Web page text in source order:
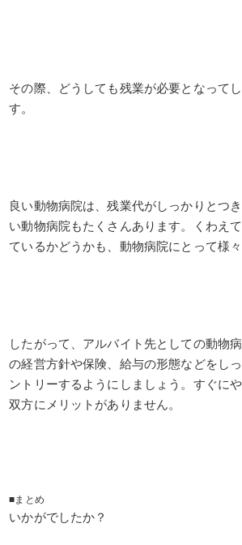
その際、どうしても残業が必要となって
す。
良い動物病院は、残業代がしっかりとつ
い動物病院もたくさんあります。くわえ
ているかどうかも、動物病院にとって様々
したがって、アルバイト先としての動物
の経営方針や保険、給与の形態などをし
ントリーするようにしましょう。すぐに
双方にメリットがありません。
■まとめ
いかがでしたか？